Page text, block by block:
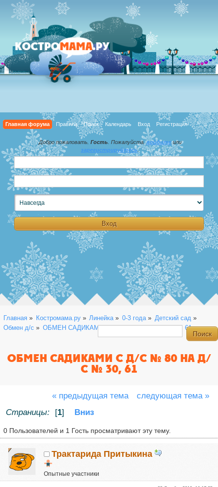
Главная форума Правила Поиск Календарь Вход Регистрация
Добро пожаловать, Гость . Пожалуйста,войдитеили
зарегистрируйтесь.
Главная » Костромама.ру» Линейка » 0-3 года» Детский сад »
Обмен д/с » ОБМЕН САДИКАМИ С Д/С № 80 на  Д/С № 30, 61
ОБМЕН САДИКАМИ С Д/С № 80 НА Д/
С № 30, 61
« предыдущая тема
следующая тема »
Страницы:
[1] Вниз
0 Пользователей и 1 Гость просматривают эту тему.
Трактарида Притыкина
Опытные участники